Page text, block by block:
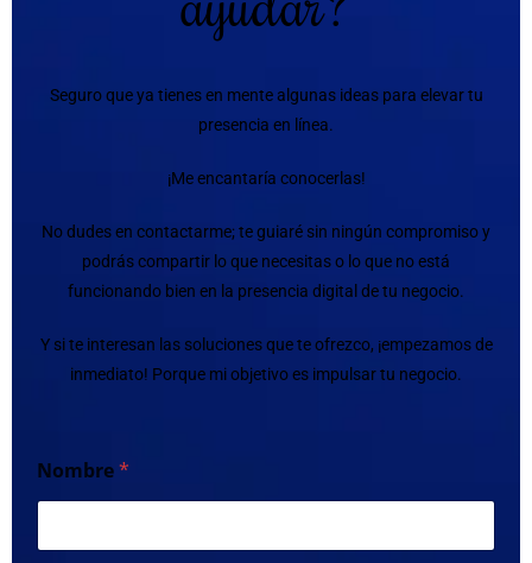
Seguro que ya tienes en mente algunas ideas para elevar tu
presencia en línea.
¡Me encantaría conocerlas!
No dudes en contactarme; te guiaré sin ningún compromiso y
podrás compartir lo que necesitas o lo que no está
funcionando bien en la presencia digital de tu negocio.
Y si te interesan las soluciones que te ofrezco, ¡empezamos de
inmediato! Porque mi objetivo es impulsar tu negocio.
Nombre*